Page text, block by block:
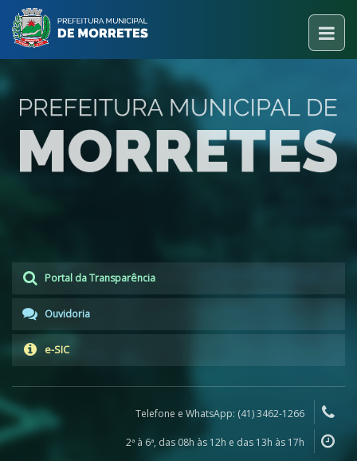
Portal da Transparência
Ouvidoria
e-SIC
Telefone e WhatsApp: (41) 3462-1266
2ª à 6ª, das 08h às 12h e das 13h às 17h